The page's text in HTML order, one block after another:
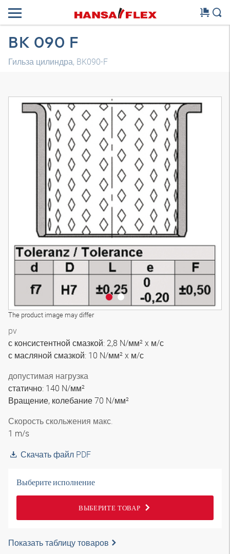
BK 090 F
Гильза цилиндра, BK090-F
The product image may differ
pv
с консистентной смазкой: 2,8 N/мм² x м/с
с масляной смазкой: 10 N/мм² x м/с
допустимая нагрузка
статично: 140 N/мм²
Вращение, колебание 70 N/мм²
Скорость скольжения макс.
1 m/s
Скачать файл PDF
Выберите исполнение
ВЫБЕРИТЕ ТОВАР
Показать таблицу товаров